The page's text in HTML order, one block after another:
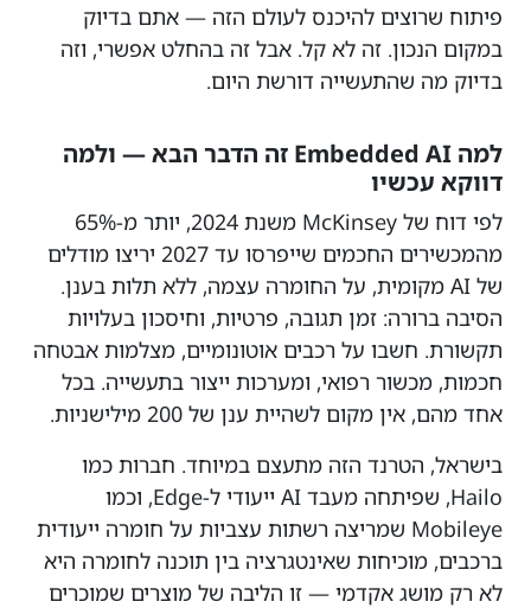
פיתוח שרוצים להיכנס לעולם הזה — אתם בדיוק
במקום הנכון. זה לא קל. אבל זה בהחלט אפשרי, וזה
בדיוק מה שהתעשייה דורשת היום.
למה Embedded AI זה הדבר הבא — ולמה
דווקא עכשיו
לפי דוח של McKinsey משנת 2024, יותר מ-65%
מהמכשירים החכמים שייפרסו עד 2027 יריצו מודלים
של AI מקומית, על החומרה עצמה, ללא תלות בענן.
הסיבה ברורה: זמן תגובה, פרטיות, וחיסכון בעלויות
תקשורת. חשבו על רכבים אוטונומיים, מצלמות אבטחה
חכמות, מכשור רפואי, ומערכות ייצור בתעשייה. בכל
אחד מהם, אין מקום לשהיית ענן של 200 מילישניות.
בישראל, הטרנד הזה מתעצם במיוחד. חברות כמו
Hailo, שפיתחה מעבד AI ייעודי ל-Edge, וכמו
Mobileye שמריצה רשתות עצביות על חומרה ייעודית
ברכבים, מוכיחות שאינטגרציה בין תוכנה לחומרה היא
לא רק מושג אקדמי — זו הליבה של מוצרים שמוכרים